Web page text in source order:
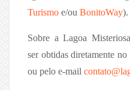
Turismo e/ou BonitoWay).
Sobre a Lagoa
ser obtidas diretamente no
ou pelo e-mail